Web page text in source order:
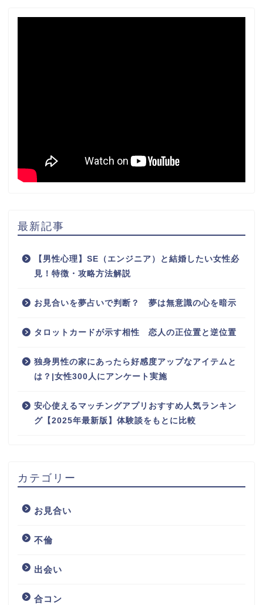
最新記事
【男性心理】SE（エンジニア）と結婚したい女性必
見！特徴・攻略方法解説
お見合いを夢占いで判断？ 夢は無意識の心を暗示
タロットカードが示す相性 恋人の正位置と逆位置
独身男性の家にあったら好感度アップなアイテムと
は？|女性300人にアンケート実施
安心使えるマッチングアプリおすすめ人気ランキン
グ【2025年最新版】体験談をもとに比較
カテゴリー
お見合い
不倫
出会い
合コン